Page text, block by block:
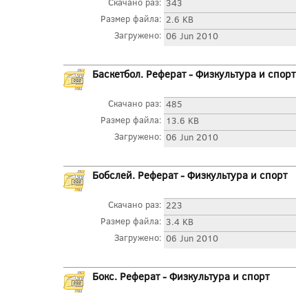
343
Размер файла: 2.6 KB
Загружено: 06 Jun 2010
Баскетбол. Реферат - Физкультура и спорт
Скачано раз: 485
Размер файла: 13.6 KB
Загружено: 06 Jun 2010
Бобслей. Реферат - Физкультура и спорт
Скачано раз: 223
Размер файла: 3.4 KB
Загружено: 06 Jun 2010
Бокс. Реферат - Физкультура и спорт